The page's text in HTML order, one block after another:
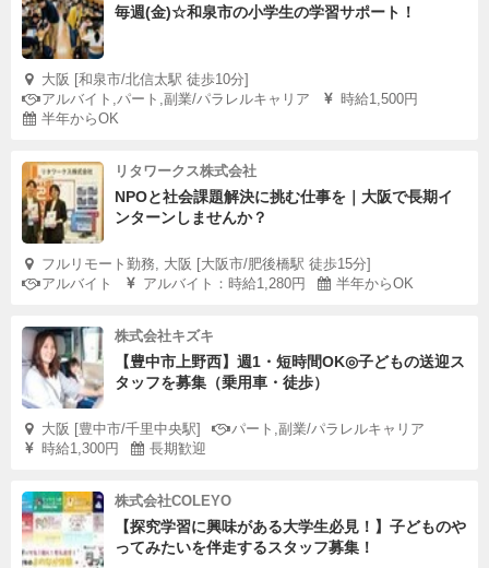
毎週(金)☆和泉市の小学生の学習サポート！
大阪 [和泉市/北信太駅 徒歩10分]
アルバイト,パート,副業/パラレルキャリア
時給1,500円
半年からOK
リタワークス株式会社
NPOと社会課題解決に挑む仕事を｜大阪で長期イ
ンターンしませんか？
フルリモート勤務, 大阪 [大阪市/肥後橋駅 徒歩15分]
アルバイト
アルバイト：時給1,280円 半年からOK
株式会社キズキ
【豊中市上野西】週1・短時間OK◎子どもの送迎ス
タッフを募集（乗用車・徒歩）
大阪 [豊中市/千里中央駅]
パート,副業/パラレルキャリア
時給1,300円
長期歓迎
株式会社COLEYO
【探究学習に興味がある大学生必見！】子どものや
ってみたいを伴走するスタッフ募集！